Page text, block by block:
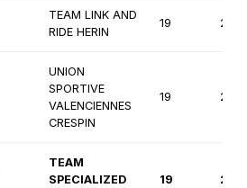
TEAM LINK AND
RIDE HERIN
19
UNION
SPORTIVE
VALENCIENNES
CRESPIN
19
TEAM
SPECIALIZED
19